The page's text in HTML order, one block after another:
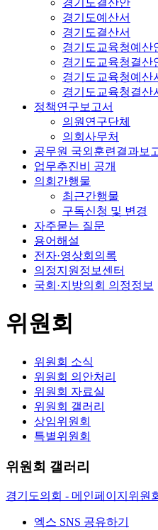
경기도결산안
경기도예산서
경기도결산서
경기도교육청예산
경기도교육청결산
경기도교육청예산
경기도교육청결산
정책연구보고서
의원연구단체
의회사무처
공무원 국외훈련결과보
업무추진비 공개
의회간행물
최근간행물
구독신청 및 변경
자주묻는 질문
용어해설
전자·영상회의록
의정지원정보센터
국회·지방의회 의정정보
위원회
위원회 소식
위원회 의안처리
위원회 자료실
위원회 갤러리
상임위원회
특별위원회
위원회 갤러리
경기도의회 - 메인페이지 위원
엑스 SNS 공유하기